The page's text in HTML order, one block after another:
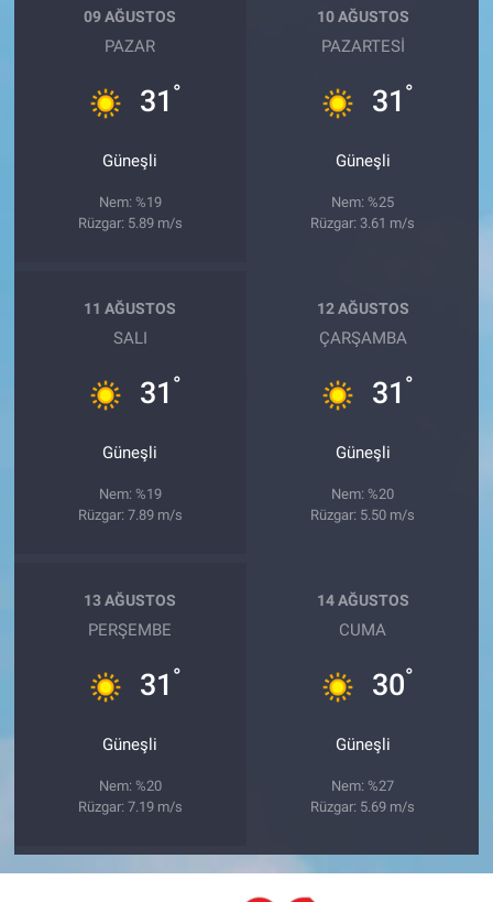
09 AĞUSTOS
PAZAR
31 °
Güneşli
Nem: %19
Rüzgar: 5.89 m/s
10 AĞUSTOS
PAZARTESI
31 °
Güneşli
Nem: %25
Rüzgar: 3.61 m/s
11 AĞUSTOS
SALI
31 °
Güneşli
Nem: %19
Rüzgar: 7.89 m/s
12 AĞUSTOS
ÇARŞAMBA
31 °
Güneşli
Nem: %20
Rüzgar: 5.50 m/s
13 AĞUSTOS
PERŞEMBE
31 °
Güneşli
Nem: %20
Rüzgar: 7.19 m/s
14 AĞUSTOS
CUMA
30°
Güneşli
Nem: %27
Rüzgar: 5.69 m/s